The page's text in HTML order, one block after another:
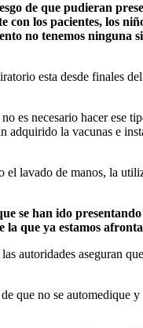
de que pudieran
los pacientes, los
no tenemos ninguna
esta desde finales
es necesario hacer ese
adquirido la vacunas e
lavado de manos, la
se han ido
la que ya estamos
autoridades aseguran
que no se automedique